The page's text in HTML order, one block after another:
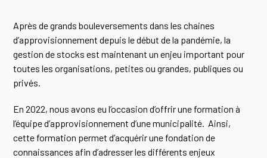
Après de grands bouleversements dans les chaines
d’approvisionnement depuis le début de la pandémie, la
gestion de stocks est maintenant un enjeu important pour
toutes les organisations, petites ou grandes, publiques ou
privés.
En 2022, nous avons eu l’occasion d’offrir une formation à
l’équipe d’approvisionnement d’une municipalité. Ainsi,
cette formation permet d’acquérir une fondation de
connaissances afin d’adresser les différents enjeux